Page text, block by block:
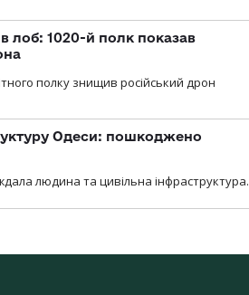
лоб: 1020-й полк показав
полку знищив російський дрон
Одеси: пошкоджено
людина та цивільна інфраструктура.